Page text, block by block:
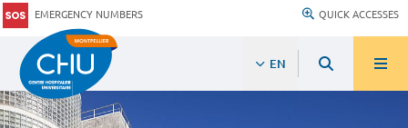
EMERGENCY NUMBERS QUICK ACCESSES
EN